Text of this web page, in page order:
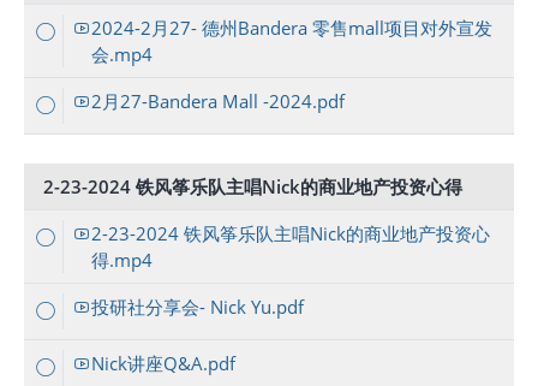
2024-2月27- 德州Bandera 零售mall项目对外宣发
会.mp4
2月27-Bandera Mall -2024.pdf
2-23-2024 铁风筝乐队主唱Nick的商业地产投资心得
2-23-2024 铁风筝乐队主唱Nick的商业地产投资心
得.mp4
投研社分享会- Nick Yu.pdf
Nick讲座Q&A.pdf